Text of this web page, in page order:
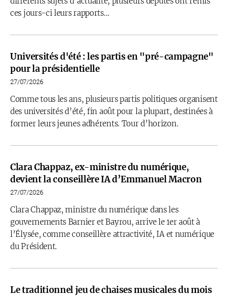
ces jours-ci leurs rapports…
Universités d'été : les partis en "pré-campagne"
pour la présidentielle
27/07/2026
Comme tous les ans, plusieurs partis politiques organisent
des universités d’été, fin août pour la plupart, destinées à
former leurs jeunes adhérents. Tour d’horizon.
Clara Chappaz, ex-ministre du numérique,
devient la conseillère IA d’Emmanuel Macron
27/07/2026
Clara Chappaz, ministre du numérique dans les
gouvernements Barnier et Bayrou, arrive le 1er août à
l’Élysée, comme conseillère attractivité, IA et numérique
du Président.
Le traditionnel jeu de chaises musicales du mois